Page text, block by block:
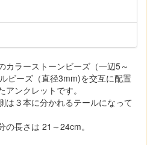
カラーストーンビーズ（一辺5～
ビーズ（直径3mm)を交互に配置
アンクレットです。
は３本に分かれるテールになって
の長さは 21～24cm。